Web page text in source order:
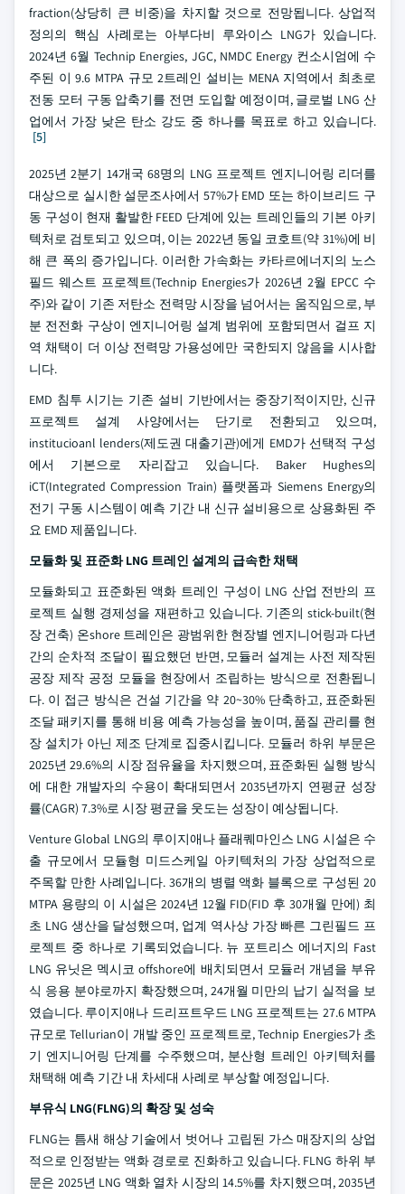
fraction(상당히 큰 비중)을 차지할 것으로 전망됩니다. 상업적
정의의 핵심 사례로는 아부다비 루와이스 LNG가 있습니다.
2024년 6월 Technip Energies, JGC, NMDC Energy 컨소시엄에 수
주된 이 9.6 MTPA 규모 2트레인 설비는 MENA 지역에서 최초로
전동 모터 구동 압축기를 전면 도입할 예정이며, 글로벌 LNG 산
업에서 가장 낮은 탄소 강도 중 하나를 목표로 하고 있습니다.
[5]
2025년 2분기 14개국 68명의 LNG 프로젝트 엔지니어링 리더를
대상으로 실시한 설문조사에서 57%가 EMD 또는 하이브리드 구
동 구성이 현재 활발한 FEED 단계에 있는 트레인들의 기본 아키
텍처로 검토되고 있으며, 이는 2022년 동일 코호트(약 31%)에 비
해 큰 폭의 증가입니다. 이러한 가속화는 카타르에너지의 노스
필드 웨스트 프로젝트(Technip Energies가 2026년 2월 EPCC 수
주)와 같이 기존 저탄소 전력망 시장을 넘어서는 움직임으로, 부
분 전전화 구상이 엔지니어링 설계 범위에 포함되면서 걸프 지
역 채택이 더 이상 전력망 가용성에만 국한되지 않음을 시사합
니다.
EMD 침투 시기는 기존 설비 기반에서는 중장기적이지만, 신규
프로젝트 설계 사양에서는 단기로 전환되고 있으며,
institucioanl lenders(제도권 대출기관)에게 EMD가 선택적 구성
에서 기본으로 자리잡고 있습니다. Baker Hughes의
iCT(Integrated Compression Train) 플랫폼과 Siemens Energy의
전기 구동 시스템이 예측 기간 내 신규 설비용으로 상용화된 주
요 EMD 제품입니다.
모듈화 및 표준화 LNG 트레인 설계의 급속한 채택
모듈화되고 표준화된 액화 트레인 구성이 LNG 산업 전반의 프
로젝트 실행 경제성을 재편하고 있습니다. 기존의 stick-built(현
장 건축) 온shore 트레인은 광범위한 현장별 엔지니어링과 다년
간의 순차적 조달이 필요했던 반면, 모듈러 설계는 사전 제작된
공장 제작 공정 모듈을 현장에서 조립하는 방식으로 전환됩니
다. 이 접근 방식은 건설 기간을 약 20~30% 단축하고, 표준화된
조달 패키지를 통해 비용 예측 가능성을 높이며, 품질 관리를 현
장 설치가 아닌 제조 단계로 집중시킵니다. 모듈러 하위 부문은
2025년 29.6%의 시장 점유율을 차지했으며, 표준화된 실행 방식
에 대한 개발자의 수용이 확대되면서 2035년까지 연평균 성장
률(CAGR) 7.3%로 시장 평균을 웃도는 성장이 예상됩니다.
Venture Global LNG의 루이지애나 플래퀘마인스 LNG 시설은 수
출 규모에서 모듈형 미드스케일 아키텍처의 가장 상업적으로
주목할 만한 사례입니다. 36개의 병렬 액화 블록으로 구성된 20
MTPA 용량의 이 시설은 2024년 12월 FID(FID 후 30개월 만에) 최
초 LNG 생산을 달성했으며, 업계 역사상 가장 빠른 그린필드 프
로젝트 중 하나로 기록되었습니다. 뉴 포트리스 에너지의 Fast
LNG 유닛은 멕시코 offshore에 배치되면서 모듈러 개념을 부유
식 응용 분야로까지 확장했으며, 24개월 미만의 납기 실적을 보
였습니다. 루이지애나 드리프트우드 LNG 프로젝트는 27.6 MTPA
규모로 Tellurian이 개발 중인 프로젝트로, Technip Energies가 초
기 엔지니어링 단계를 수주했으며, 분산형 트레인 아키텍처를
채택해 예측 기간 내 차세대 사례로 부상할 예정입니다.
부유식 LNG(FLNG)의 확장 및 성숙
FLNG는 틈새 해상 기술에서 벗어나 고립된 가스 매장지의 상업
적으로 인정받는 액화 경로로 진화하고 있습니다. FLNG 하위 부
문은 2025년 LNG 액화 열차 시장의 14.5%를 차지했으며, 2035년